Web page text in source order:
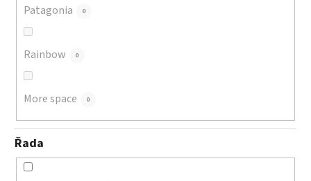
Patagonia 0
Rainbow 0
More space 0
Řada